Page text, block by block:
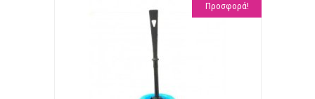
Προσφορά!